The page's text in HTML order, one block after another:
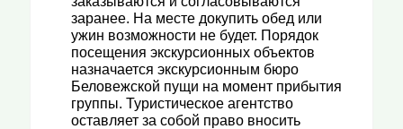
заранее. На месте докупить обед или
ужин возможности не будет. Порядок
посещения экскурсионных объектов
назначается экскурсионным бюро
Беловежской пущи на момент прибытия
группы. Туристическое агентство
оставляет за собой право вносить